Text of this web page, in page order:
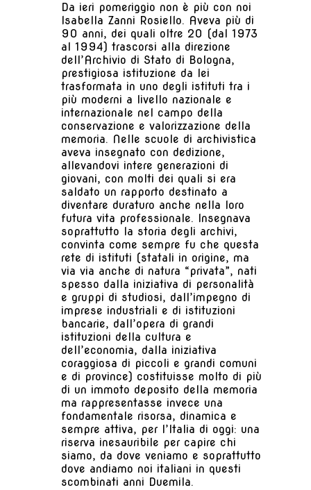
Da ieri pomeriggio non è più con noi
Isabella Zanni Rosiello. Aveva più di
90 anni, dei quali oltre 20 (dal 1973
al 1994) trascorsi alla direzione
dell’Archivio di Stato di Bologna,
prestigiosa istituzione da lei
trasformata in uno degli istituti tra i
più moderni a livello nazionale e
internazionale nel campo della
conservazione e valorizzazione della
memoria. Nelle scuole di archivistica
aveva insegnato con dedizione,
allevandovi intere generazioni di
giovani, con molti dei quali si era
saldato un rapporto destinato a
diventare duraturo anche nella loro
futura vita professionale. Insegnava
soprattutto la storia degli archivi,
convinta come sempre fu che questa
rete di istituti (statali in origine, ma
via via anche di natura “privata”, nati
spesso dalla iniziativa di personalità
e gruppi di studiosi, dall’impegno di
imprese industriali e di istituzioni
bancarie, dall’opera di grandi
istituzioni della cultura e
dell’economia, dalla iniziativa
coraggiosa di piccoli e grandi comuni
e di province) costituisse molto di più
di un immoto deposito della memoria
ma rappresentasse invece una
fondamentale risorsa, dinamica e
sempre attiva, per l’Italia di oggi: una
riserva inesauribile per capire chi
siamo, da dove veniamo e soprattutto
dove andiamo noi italiani in questi
scombinati anni Duemila.